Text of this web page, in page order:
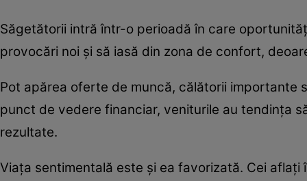
Săgetătorii intră într-o perioadă în care
provocări noi și să iasă din zona de confort,
Pot apărea oferte de muncă, călătorii importante
punct de vedere financiar, veniturile au tendința
rezultate.
Viața sentimentală este și ea favorizată. Cei